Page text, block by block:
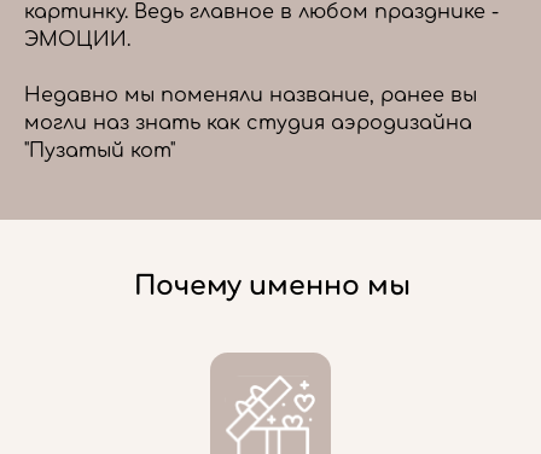
картинку. Ведь главное в любом празднике -
ЭМОЦИИ.
Недавно мы поменяли название, ранее вы
могли наз знать как студия аэродизайна
"Пузатый кот"
Почему именно мы